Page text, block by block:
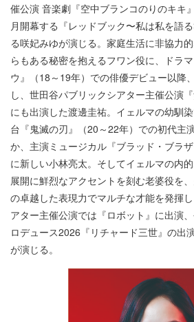
催公演 音楽劇『空中ブランコのりのキキ
月開幕する『レッドブック〜私は私を語
る咲妃みゆが演じる。家庭生活に非協力
らもある秘密を抱えるフワン役に、ドラ
ウ』（18～19年）での俳優デビュー以降
し、世田谷パブリックシアター主催公演
にも出演した渡邊圭祐。イェルマの幼馴
台『鬼滅の刃』（20～22年）での初代主
か、主演ミュージカル『ブラッド・ブラ
に新しい小林亮太。そしてイェルマの内
展開に鮮烈なアクセントを刻む老婆役を
の卓越した表現力でマルチな才能を発揮
アター主催公演では『ロボット』に出演
ロデュース2026『リチャード三世』の出
が演じる。